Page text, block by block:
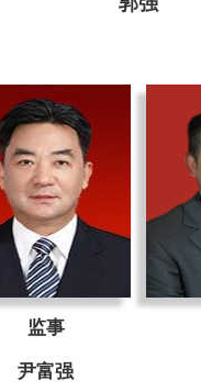
监事
尹富强